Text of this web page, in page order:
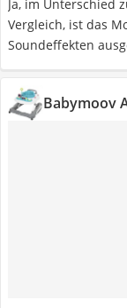
Ja, im Unterschied
Vergleich, ist das
Soundeffekten
Babymoov